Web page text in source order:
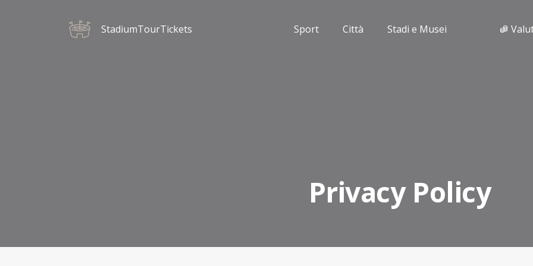
StadiumTourTickets Sport Città Stadi e Musei
Privacy Policy